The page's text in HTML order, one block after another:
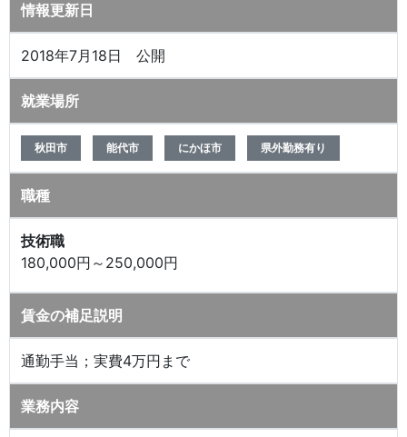
情報更新日
2018年7月18日 公開
就業場所
秋田市 能代市 にかほ市 県外勤務有り
職種
技術職
180,000円～250,000円
賃金の補足説明
通勤手当；実費4万円まで
業務内容